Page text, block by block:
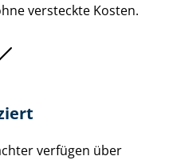
versteckte Kosten.
verfügen über